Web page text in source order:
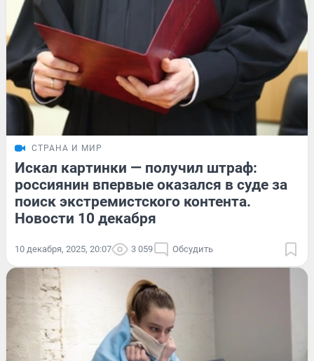
СТРАНА И МИР
Искал картинки — получил штраф:
россиянин впервые оказался в суде за
поиск экстремистского контента.
Новости 10 декабря
10 декабря, 2025, 20:07 3 059 Обсудить